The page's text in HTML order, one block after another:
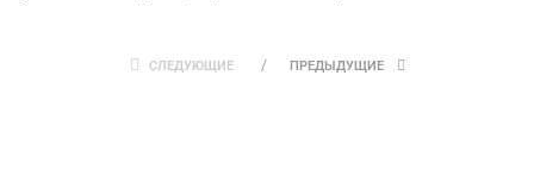
СЛЕДУЮЩИЕ ПРЕДЫДУЩИЕ